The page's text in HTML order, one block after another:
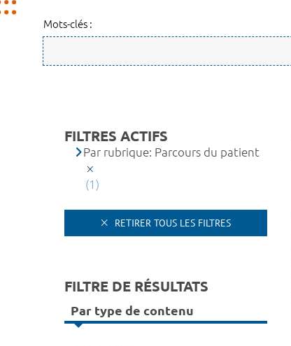
Mots-clés :
FILTRES ACTIFS
Par rubrique: Parcours du patient
(1)
RETIRER TOUS LES FILTRES
FILTRE DE RÉSULTATS
Par type de contenu